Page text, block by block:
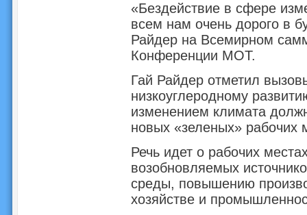
«Бездействие в сфере
всем нам очень дорого в
Райдер на Всемирном
Конференции МОТ.
Гай Райдер отметил
низкоуглеродному
изменением климата
новых «зеленых» рабочих
Речь идет о рабочих
возобновляемых
среды, повышению
хозяйстве и